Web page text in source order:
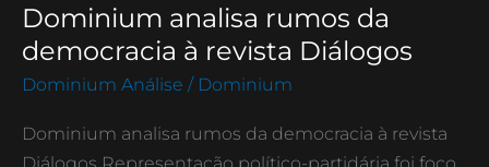
Dominium analisa rumos da
democracia à revista Diálogos
Dominium Análise / Dominium
Dominium analisa rumos da democracia à revista
Diálogos Representação político-partidária foi foco
Dominium
analisa
rumos
democracia
à